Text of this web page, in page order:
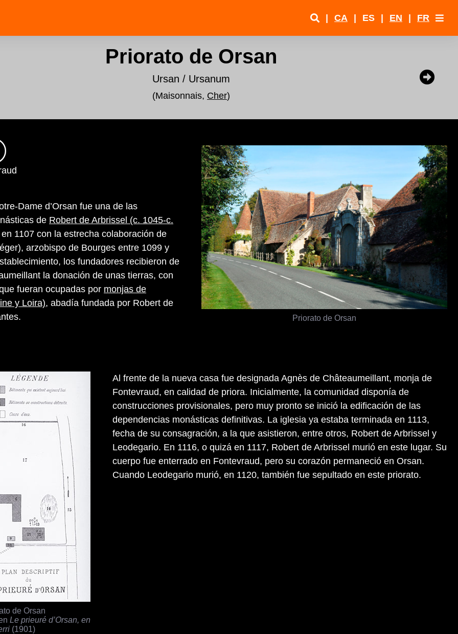
| CA | ES | EN | FR
Priorato de Orsan
Ursan / Ursanum
(Maisonnais, Cher)
Priorato de Orsan
Dame d’Orsan fue una de las
de Robert de Arbrissel (c. 1045-c.
1107 con la estrecha colaboración de
arzobispo de Bourges entre 1099 y
los fundadores recibieron de
la donación de unas tierras, con
fueran ocupadas por monjas de
y Loira), abadía fundada por Robert de
de Orsan
Le prieuré d’Orsan, en
(1901)
Al frente de la nueva casa fue designada Agnès de Châteaumeillant, monja de
Fontevraud, en calidad de priora. Inicialmente, la comunidad disponía de
construcciones provisionales, pero muy pronto se inició la edificación de las
dependencias monásticas definitivas. La iglesia ya estaba terminada en 1113,
fecha de su consagración, a la que asistieron, entre otros, Robert de Arbrissel y
Leodegario. En 1116, o quizá en 1117, Robert de Arbrissel murió en este lugar. Su
cuerpo fue enterrado en Fontevraud, pero su corazón permaneció en Orsan.
Cuando Leodegario murió, en 1120, también fue sepultado en este priorato.